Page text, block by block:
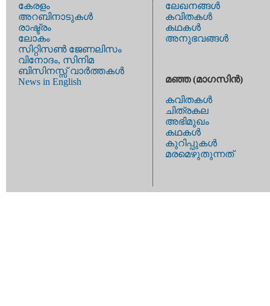
കേരളം
അറബിനാടുകള്‍
രാഷ്ട്രം
ലോകം
സിറ്റിസണ്‍ ജേണലിസം
വിനോദം, സിനിമ
ബിസിനസ്സ് വാര്‍ത്തകള്‍
News in English
ലേഖനങ്ങള്‍
കവിതകള്‍
കഥകള്‍
അനുഭവങ്ങള്‍
മഞ്ഞ (മാഗസിന്‍)
കവിതകള്‍
ചിത്രകല
അഭിമുഖം
കഥകള്‍
കുറിപ്പുകള്‍
മരമെഴുതുന്നത്